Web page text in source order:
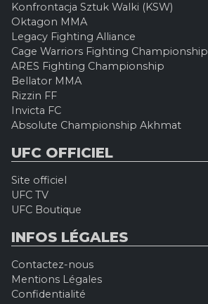
Konfrontacja Sztuk Walki (KSW)
Oktagon MMA
Legacy Fighting Alliance
Cage Warriors Fighting Championship
ARES Fighting Championship
Bellator MMA
Rizzin FF
Invicta FC
Absolute Championship Akhmat
UFC OFFICIEL
Site officiel
UFC TV
UFC Boutique
INFOS LÉGALES
Contactez-nous
Mentions Légales
Confidentialité